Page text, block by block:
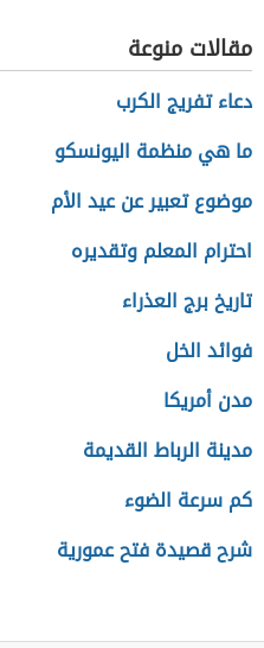
مقالات منوعة
دعاء تفريج الكرب
ما هي منظمة اليونسكو
موضوع تعبير عن عيد الأم
احترام المعلم وتقديره
تاريخ برج العذراء
فوائد الخل
مدن أمريكا
مدينة الرباط القديمة
كم سرعة الضوء
شرح قصيدة فتح عمورية